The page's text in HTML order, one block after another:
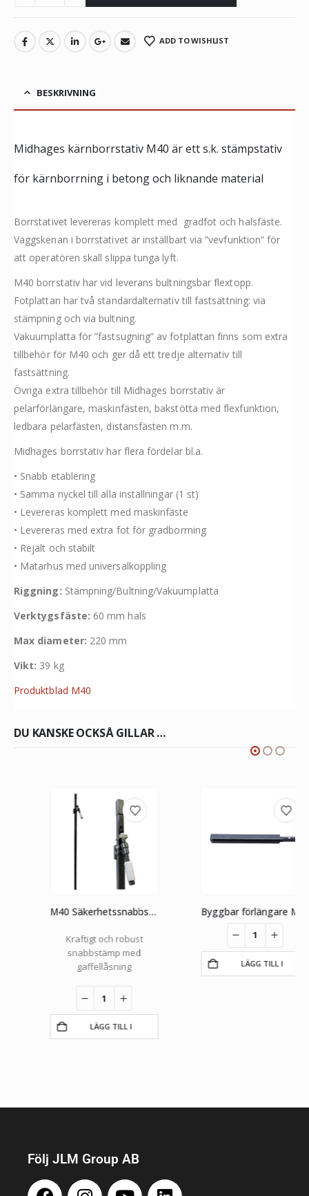
ADD TO WISHLIST
BESKRIVNING
Midhages kärnborrstativ M40 är ett s.k. stämpstativ
för kärnborrning i betong och liknande material
Borrstativet levereras komplett med gradfot och halsfäste.
Väggskenan i borrstativet är inställbart via ”vevfunktion” för
att operatören skall slippa tunga lyft.
M40 borrstativ har vid leverans bultningsbar flextopp.
Fotplattan har två standardalternativ till fastsättning: via
stämpning och via bultning.
Vakuumplatta för ”fastsugning” av fotplattan finns som extra
tillbehör för M40 och ger då ett tredje alternativ till
fastsättning.
Övriga extra tillbehör till Midhages borrstativ är
pelarförlängare, maskinfästen, bakstötta med flexfunktion,
ledbara pelarfästen, distansfästen m.m.
Midhages borrstativ har flera fördelar bl.a.
• Snabb etablering
• Samma nyckel till alla inställningar (1 st)
• Levereras komplett med maskinfäste
• Levereras med extra fot för gradborrning
• Rejält och stabilt
• Matarhus med universalkoppling
Riggning: Stämpning/Bultning/Vakuumplatta
Verktygsfäste: 60 mm hals
Max diameter: 220 mm
Vikt: 39 kg
Produktblad M40
DU KANSKE OCKSÅ GILLAR …
M40 Säkerhetssnabbstämp
Kraftigt och robust
snabbstämp med
gaffellåsning
LÄGG TILL I
Byggbar förlängare M40. 750 mm.
LÄGG TILL I
Följ JLM Group AB